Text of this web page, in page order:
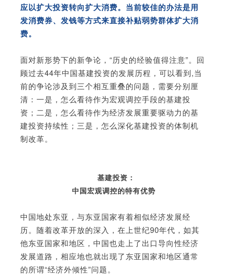
应以扩大投资转向扩大消费。当前较佳的办法是用
发消费券、发钱等方式来直接补贴弱势群体扩大消
费。
面对新形势下的新争论，“历史的经验值得注意”。回
顾过去44年中国基建投资的发展历程，可以看到,当
前的争论涉及到三个相互重叠的问题，需要分别厘
清：一是，怎么看待作为宏观调控手段的基建投
资；二是，怎么看待作为经济发展重要驱动力的基
建投资持续性；三是，怎么深化基建投资的体制机
制改革。
基建投资：
中国宏观调控的特有优势
中国地处东亚，与东亚国家有着相似经济发展经
历。随着改革开放的深入，在上世纪90年代，如其
他东亚国家和地区，中国也走上了出口导向性经济
发展道路，相应地也就出现了东亚国家和地区通常
的所谓“经济外倾性”问题。